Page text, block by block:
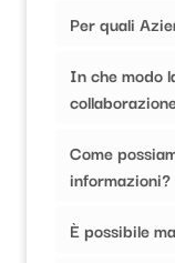
Per quali
In che modo
Come
informazioni?
È possibile